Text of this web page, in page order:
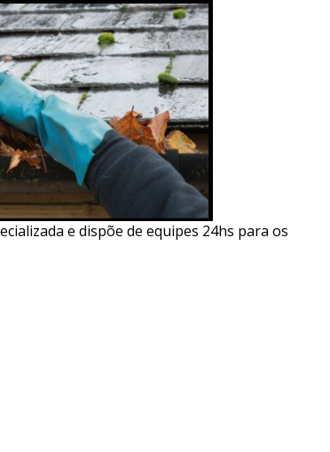
e dispõe de equipes 24hs para os